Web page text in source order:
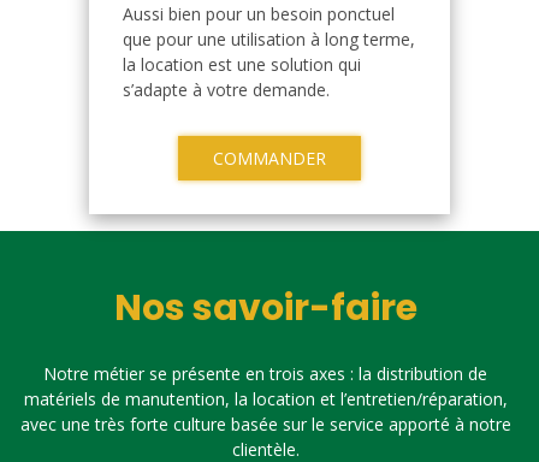
Aussi bien pour un besoin ponctuel
que pour une utilisation à long terme,
la location est une solution qui
s’adapte à votre demande.
COMMANDER
Nos savoir-faire
Notre métier se présente en trois axes : la distribution de
matériels de manutention, la location et l’entretien/réparation,
avec une très forte culture basée sur le service apporté à notre
clientèle.